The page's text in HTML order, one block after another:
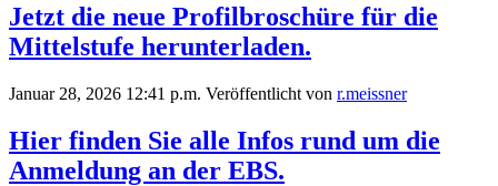
Jetzt die neue Profilbroschüre für die
Mittelstufe herunterladen.
Januar 28, 2026 12:41 p.m. Veröffentlicht von r.meissner
Hier finden Sie alle Infos rund um die
Anmeldung an der EBS.